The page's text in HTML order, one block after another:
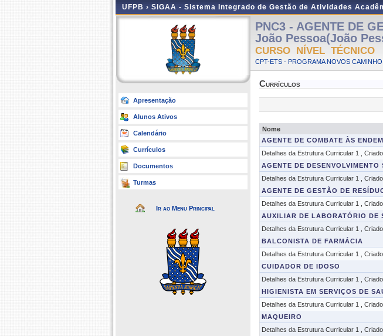
UFPB › SIGAA - Sistema Integrado de Gestão de Atividades
Apresentação
Alunos Ativos
Calendário
Currículos
Documentos
Turmas
Ir ao Menu Principal
PNC3 - AGENTE DE
João Pessoa(João
CURSO NÍVEL TÉCNICO
CPT-ETS - PROGRAMA NOVOS
Currículos
Nome
AGENTE DE COMBATE ÀS
Detalhes da Estrutura Curricular 1 ,
AGENTE DE DESENVOLVIMENTO
Detalhes da Estrutura Curricular 1 ,
AGENTE DE GESTÃO DE
Detalhes da Estrutura Curricular 1 ,
AUXILIAR DE LABORATÓRIO DE
Detalhes da Estrutura Curricular 1 ,
BALCONISTA DE FARMÁCIA
Detalhes da Estrutura Curricular 1 ,
CUIDADOR DE IDOSO
Detalhes da Estrutura Curricular 1 ,
HIGIENISTA EM SERVIÇOS DE
Detalhes da Estrutura Curricular 1 ,
MAQUEIRO
Detalhes da Estrutura Curricular 1 ,